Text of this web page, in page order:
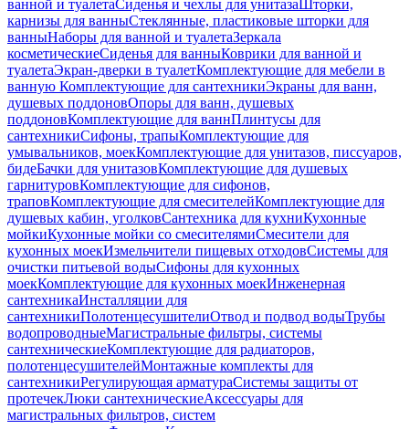
ванной и туалетаСиденья и чехлы для унитазаШторки,
карнизы для ванныСтеклянные, пластиковые шторки для
ванныНаборы для ванной и туалетаЗеркала
косметическиеСиденья для ванныКоврики для ванной и
туалетаЭкран-дверки в туалетКомплектующие для мебели в
ванную Комплектующие для сантехникиЭкраны для ванн,
душевых поддоновОпоры для ванн, душевых
поддоновКомплектующие для ваннПлинтусы для
сантехникиСифоны, трапыКомплектующие для
умывальников, моекКомплектующие для унитазов, писсуаров,
бидеБачки для унитазовКомплектующие для душевых
гарнитуровКомплектующие для сифонов,
траповКомплектующие для смесителейКомплектующие для
душевых кабин, уголковСантехника для кухниКухонные
мойкиКухонные мойки со смесителямиСмесители для
кухонных моекИзмельчители пищевых отходовСистемы для
очистки питьевой водыСифоны для кухонных
моекКомплектующие для кухонных моекИнженерная
сантехникаИнсталляции для
сантехникиПолотенцесушителиОтвод и подвод водыТрубы
водопроводныеМагистральные фильтры, системы
сантехническиеКомплектующие для радиаторов,
полотенцесушителейМонтажные комплекты для
сантехникиРегулирующая арматураСистемы защиты от
протечекЛюки сантехническиеАксессуары для
магистральных фильтров, систем